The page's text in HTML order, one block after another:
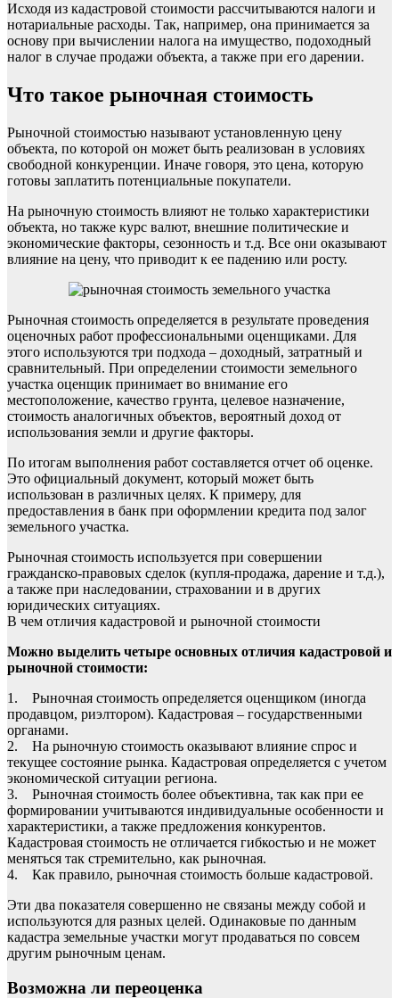
Исходя из кадастровой стоимости рассчитываются налоги и
нотариальные расходы. Так, например, она принимается за
основу при вычислении налога на имущество, подоходный
налог в случае продажи объекта, а также при его дарении.
Что такое рыночная стоимость
Рыночной стоимостью называют установленную цену
объекта, по которой он может быть реализован в условиях
свободной конкуренции. Иначе говоря, это цена, которую
готовы заплатить потенциальные покупатели.
На рыночную стоимость влияют не только характеристики
объекта, но также курс валют, внешние политические и
экономические факторы, сезонность и т.д. Все они оказывают
влияние на цену, что приводит к ее падению или росту.
Рыночная стоимость определяется в результате проведения
оценочных работ профессиональными оценщиками. Для
этого используются три подхода – доходный, затратный и
сравнительный. При определении стоимости земельного
участка оценщик принимает во внимание его
местоположение, качество грунта, целевое назначение,
стоимость аналогичных объектов, вероятный доход от
использования земли и другие факторы.
По итогам выполнения работ составляется отчет об оценке.
Это официальный документ, который может быть
использован в различных целях. К примеру, для
предоставления в банк при оформлении кредита под залог
земельного участка.
Рыночная стоимость используется при совершении
гражданско-правовых сделок (купля-продажа, дарение и т.д.),
а также при наследовании, страховании и в других
юридических ситуациях.
В чем отличия кадастровой и рыночной стоимости
Можно выделить четыре основных отличия кадастровой и
рыночной стоимости:
1. Рыночная стоимость определяется оценщиком (иногда
продавцом, риэлтором). Кадастровая – государственными
органами.
2. На рыночную стоимость оказывают влияние спрос и
текущее состояние рынка. Кадастровая определяется с учетом
экономической ситуации региона.
3. Рыночная стоимость более объективна, так как при ее
формировании учитываются индивидуальные особенности и
характеристики, а также предложения конкурентов.
Кадастровая стоимость не отличается гибкостью и не может
меняться так стремительно, как рыночная.
4. Как правило, рыночная стоимость больше кадастровой.
Эти два показателя совершенно не связаны между собой и
используются для разных целей. Одинаковые по данным
кадастра земельные участки могут продаваться по совсем
другим рыночным ценам.
Возможна ли переоценка